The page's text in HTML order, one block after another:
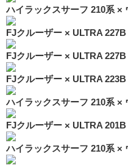
ハイラックスサーフ 210系
FJクルーザー × ULTRA
FJクルーザー × ULTRA
FJクルーザー × ULTRA
ハイラックスサーフ 210系
FJクルーザー × ULTRA